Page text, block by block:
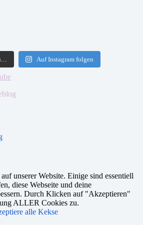
Auf Instagram folgen
unserer Website. Einige sind essentiell
diese Webseite und deine
Durch Klicken auf "Akzeptieren"
ALLER Cookies zu.
alle Kekse